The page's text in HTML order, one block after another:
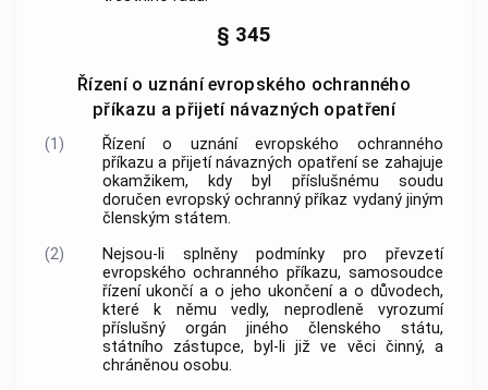
§ 345
Řízení o uznání evropského ochranného
příkazu a přijetí návazných opatření
(1)
Řízení o uznání evropského ochranného
příkazu a přijetí návazných opatření se zahajuje
okamžikem, kdy byl příslušnému soudu
doručen evropský ochranný příkaz vydaný jiným
členským státem.
(2)
Nejsou-li splněny podmínky pro převzetí
evropského ochranného příkazu, samosoudce
řízení ukončí a o jeho ukončení a o důvodech,
které k němu vedly, neprodleně vyrozumí
příslušný orgán jiného členského státu,
státního zástupce, byl-li již ve věci činný, a
chráněnou osobu.